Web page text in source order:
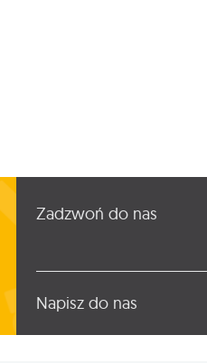
Zadzwoń do nas
Napisz do nas